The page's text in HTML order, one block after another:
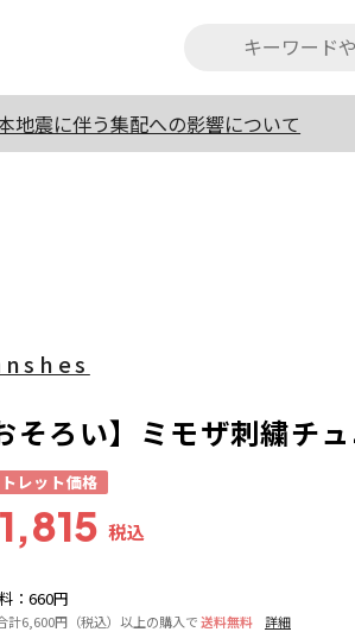
地震に伴う集配への影響について
： 660円
計6,600円（税込）以上の購入で送料無料
詳細
そろい】ミモザ刺繍チ
レット価格
税込